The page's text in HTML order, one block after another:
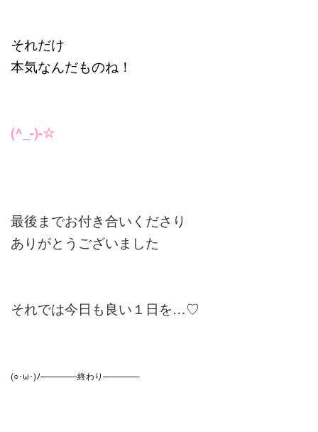
それだけ
本気なんだものね！
(^_-)-☆
最後までお付き合いくださり
ありがとうございました
それでは今日も良い１日を…♡
(○･ω･)ﾉ————-終わり————-